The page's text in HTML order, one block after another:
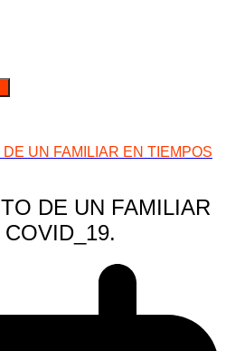
UN FAMILIAR EN TIEMPOS
DE UN FAMILIAR